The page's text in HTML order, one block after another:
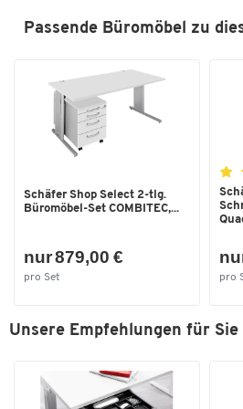
Passende Büromöbel zu
Schäfer Shop Select 2-tlg.
Büromöbel-Set COMBITEC,...
nur 879,00 €
pro Set pro
Unsere Empfehlungen für Sie